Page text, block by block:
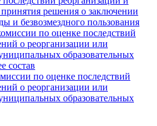
решения о заключении
и безвозмездного пользования
по оценке последствий
о реорганизации или
образовательных
состав
по оценке последствий
о реорганизации или
образовательных